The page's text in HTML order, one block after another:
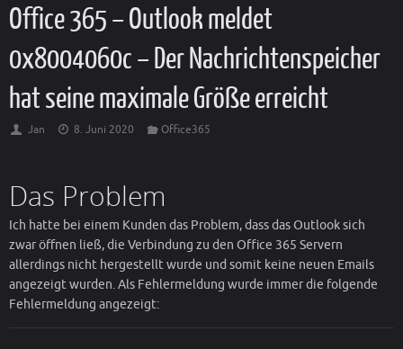
Office 365 – Outlook meldet
0x8004060c – Der Nachrichtenspeicher
hat seine maximale Größe erreicht
Jan 8. Juni 2020 Office365
Das Problem
Ich hatte bei einem Kunden das Problem, dass das Outlook sich
zwar öffnen ließ, die Verbindung zu den Office 365 Servern
allerdings nicht hergestellt wurde und somit keine neuen Emails
angezeigt wurden. Als Fehlermeldung wurde immer die folgende
Fehlermeldung angezeigt: